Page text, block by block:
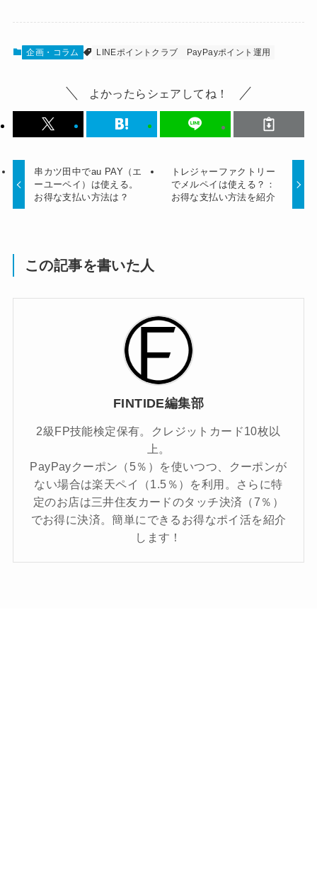
企画・コラム LINEポイントクラブ PayPayポイント運用
よかったらシェアしてね！
串カツ田中でau PAY（エ
ーユーペイ）は使える。
お得な支払い方法は？
トレジャーファクトリー
でメルペイは使える？：
お得な支払い方法を紹介
この記事を書いた人
FINTIDE編集部
2級FP技能検定保有。クレジットカード10枚以
上。
PayPayクーポン（5％）を使いつつ、クーポンが
ない場合は楽天ペイ（1.5％）を利用。さらに特
定のお店は三井住友カードのタッチ決済（7％）
でお得に決済。簡単にできるお得なポイ活を紹介
します！